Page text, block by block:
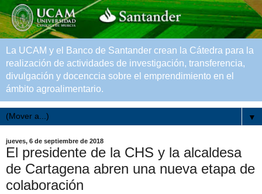
La UCAM y el Banco de Santander crean la Cátedra para la
realización de actividades de investigación, transferencia,
divulgación y docenccia sobre el emprendimiento en el
ámbito agroalimentario.
▼
jueves, 6 de septiembre de 2018
El presidente de la CHS y la alcaldesa
de Cartagena abren una nueva etapa de
colaboración